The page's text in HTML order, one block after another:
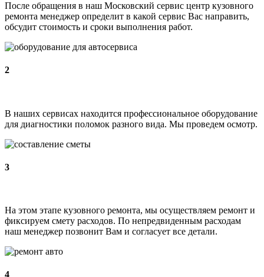
После обращения в наш Московский сервис центр кузовного
ремонта менеджер определит в какой сервис Вас направить,
обсудит стоимость и сроки выполнения работ.
2
В наших сервисах находится профессиональное оборудование
для диагностики поломок разного вида. Мы проведем осмотр.
3
На этом этапе кузовного ремонта, мы осуществляем ремонт и
фиксируем смету расходов. По непредвиденным расходам
наш менеджер позвонит Вам и согласует все детали.
4